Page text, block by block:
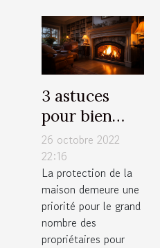
3 astuces
pour bien
protéger
votre maison
26 octobre 2022
22:16
La protection de la
maison demeure une
priorité pour le grand
nombre des
propriétaires pour